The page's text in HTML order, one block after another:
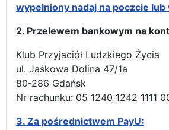
wypełniony nadaj na poczcie lub
2. Przelewem bankowym na
Klub Przyjaciół Ludzkiego Życia
ul. Jaśkowa Dolina 47/1a
80-286 Gdańsk
Nr rachunku: 05 1240 1242 1111
3. Za pośrednictwem PayU: